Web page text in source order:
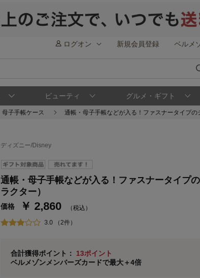
ログオン 新規会員登録 ベルメ
ビューティ グルメ・ギフト
母子手帳ケース 通帳・母子手帳などが入る！ファスナータイプの
ディズニー/Disney
通帳・母子手帳などが入る！ファスナータイプ
ラクター）
価格 ￥ 2,860 （税込）
3.0 （2件）
合計獲得ポイント： 13ポイント
ベルメゾンメンバーズカードで最大＋4倍
ステージが上がれば送料無料・返品引取無料！
さらにポイント還元最大16倍！
ベルメゾンご優待サービスについて
通常商品送料無料 返品引取無料（JCBのみ）
※メンバーズカードの加算ポイントはステージ倍率適用前の基本ポイ